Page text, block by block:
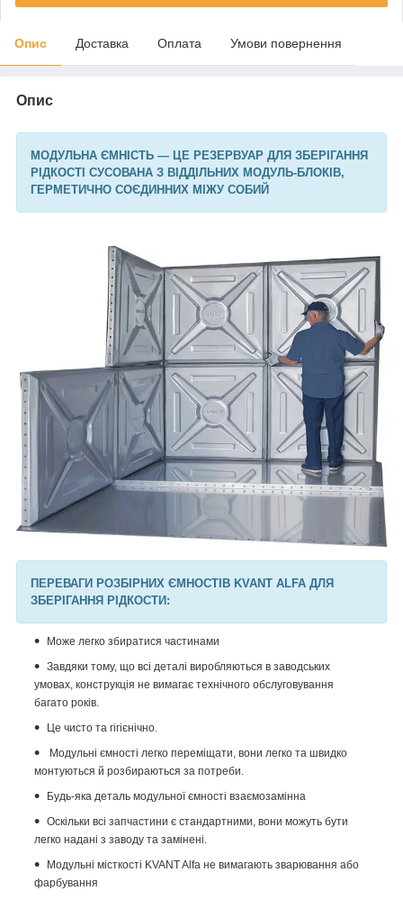
Опис Доставка Оплата Умови повернення
Опис
МОДУЛЬНА ЄМНІСТЬ — ЦЕ РЕЗЕРВУАР ДЛЯ ЗБЕРІГАННЯ
РІДКОСТІ СУСОВАНА З ВІДДІЛЬНИХ МОДУЛЬ-БЛОКІВ,
ГЕРМЕТИЧНО СОЄДИННИХ МІЖУ СОБИЙ
ПЕРЕВАГИ РОЗБІРНИХ ЄМНОСТІВ KVANT ALFA ДЛЯ
ЗБЕРІГАННЯ РІДКОСТИ:
Може легко збиратися частинами
Завдяки тому, що всі деталі виробляються в заводських
умовах, конструкція не вимагає технічного обслуговування
багато років.
Це чисто та гігієнічно.
Модульні ємності легко переміщати, вони легко та швидко
монтуються й розбираються за потреби.
Будь-яка деталь модульної ємності взаємозамінна
Оскільки всі запчастини є стандартними, вони можуть бути
легко надані з заводу та замінені.
Модульні місткості KVANTAlfa не вимагають зварювання або
фарбування